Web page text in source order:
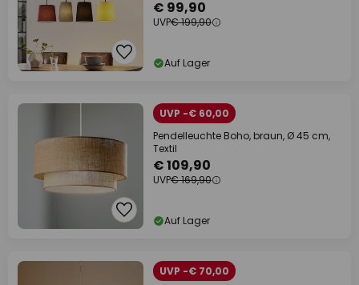
€ 99,90
UVP€ 199,90
Auf Lager
UVP -€ 60,00
Pendelleuchte Boho, braun, Ø 45 cm,
Textil
€ 109,90
UVP€ 169,90
Auf Lager
UVP -€ 70,00